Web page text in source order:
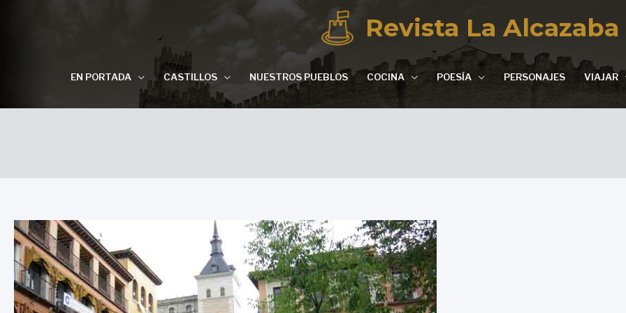
Revista La Alcazaba
EN PORTADA CASTILLOS NUESTROS PUEBLOS COCINA POESÍA PERSONAJES VIAJAR